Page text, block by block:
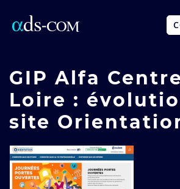
GIP Alfa
Loire :
site